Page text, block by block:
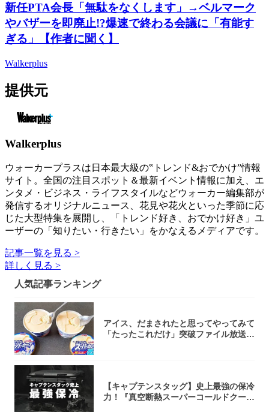
新任PTA会長「無駄をなくします」→ベルマーク
やバザーを即廃止!?爆速で終わる会議に「有能す
ぎる」【作者に聞く】
Walkerplus
提供元
Walkerplus
ウォーカープラスは日本最大級の‟トレンド&おでかけ”情報
サイト。全国の注目スポット＆最新イベント情報に加え、エ
ンタメ・ビジネス・ライフスタイルなどウォーカー編集部が
発信するオリジナルニュース、花見や花火といった季節に応
じた大型特集を展開し、「トレンド好き、おでかけ好き」ユ
ーザーの「知りたい・行きたい」をかなえるメディアです。
記事一覧を見る >
詳しく見る >
人気記事ランキング
アイス、だまされたと思ってやってみて
「たったこれだけ」突破ファイル放送で
【キャプテンスタッグ】史上最強の保冷
力！『真空断熱スーパーコールドクーラ